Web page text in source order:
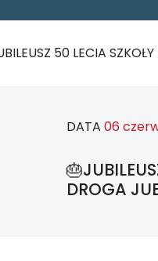
50 LECIA
DATA 06
DROGA